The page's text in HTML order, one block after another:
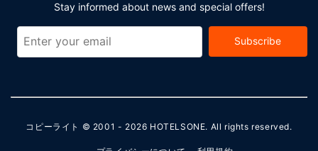
Stay informed about news and special offers!
Subscribe
コピーライト © 2001 - 2026 HOTELSONE. All rights reserved.